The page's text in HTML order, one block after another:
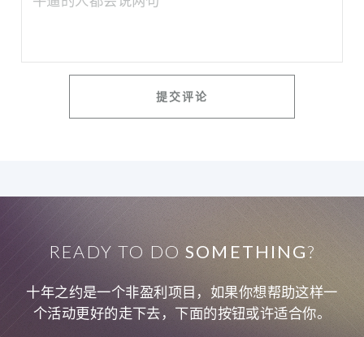
READY TO DOSOMETHING?
十年之约是一个非盈利项目，如果你想帮助这样一
个活动更好的走下去，下面的按钮或许适合你。